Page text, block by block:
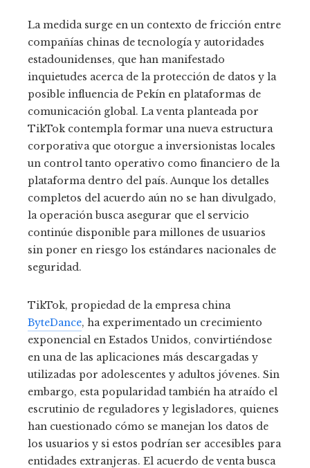
La medida surge en un contexto de fricción entre
compañías chinas de tecnología y autoridades
estadounidenses, que han manifestado
inquietudes acerca de la protección de datos y la
posible influencia de Pekín en plataformas de
comunicación global. La venta planteada por
TikTok contempla formar una nueva estructura
corporativa que otorgue a inversionistas locales
un control tanto operativo como financiero de la
plataforma dentro del país. Aunque los detalles
completos del acuerdo aún no se han divulgado,
la operación busca asegurar que el servicio
continúe disponible para millones de usuarios
sin poner en riesgo los estándares nacionales de
seguridad.
TikTok, propiedad de la empresa china
ByteDance, ha experimentado un crecimiento
exponencial en Estados Unidos, convirtiéndose
en una de las aplicaciones más descargadas y
utilizadas por adolescentes y adultos jóvenes. Sin
embargo, esta popularidad también ha atraído el
escrutinio de reguladores y legisladores, quienes
han cuestionado cómo se manejan los datos de
los usuarios y si estos podrían ser accesibles para
entidades extranjeras. El acuerdo de venta busca